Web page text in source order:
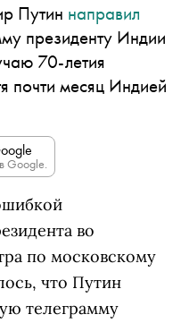
Путин направил
президенту Индии
70-летия
почти месяц Индией
Google.
во
по московскому
что Путин
телеграмму